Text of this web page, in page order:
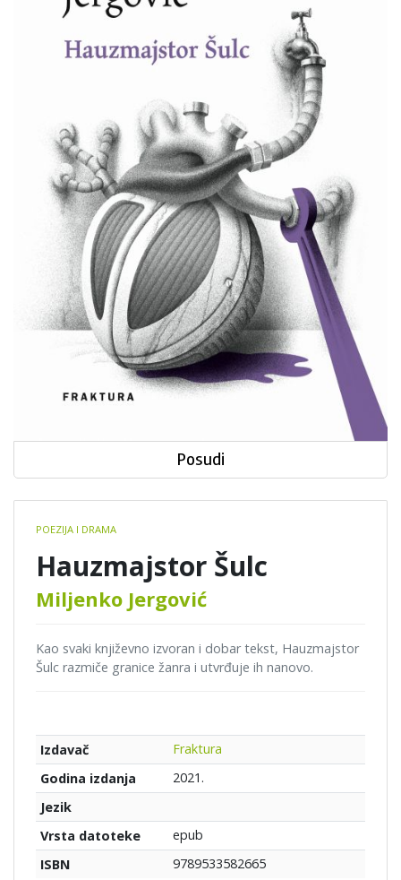
details
POEZIJA I DRAMA
Hauzmajstor Šulc
Miljenko Jergović
Kao svaki književno izvoran i dobar tekst, Hauzmajstor
Šulc razmiče granice žanra i utvrđuje ih nanovo.
Izdavač
Fraktura
Godina izdanja
2021.
Jezik
Vrsta datoteke
epub
ISBN
9789533582665
Posudi